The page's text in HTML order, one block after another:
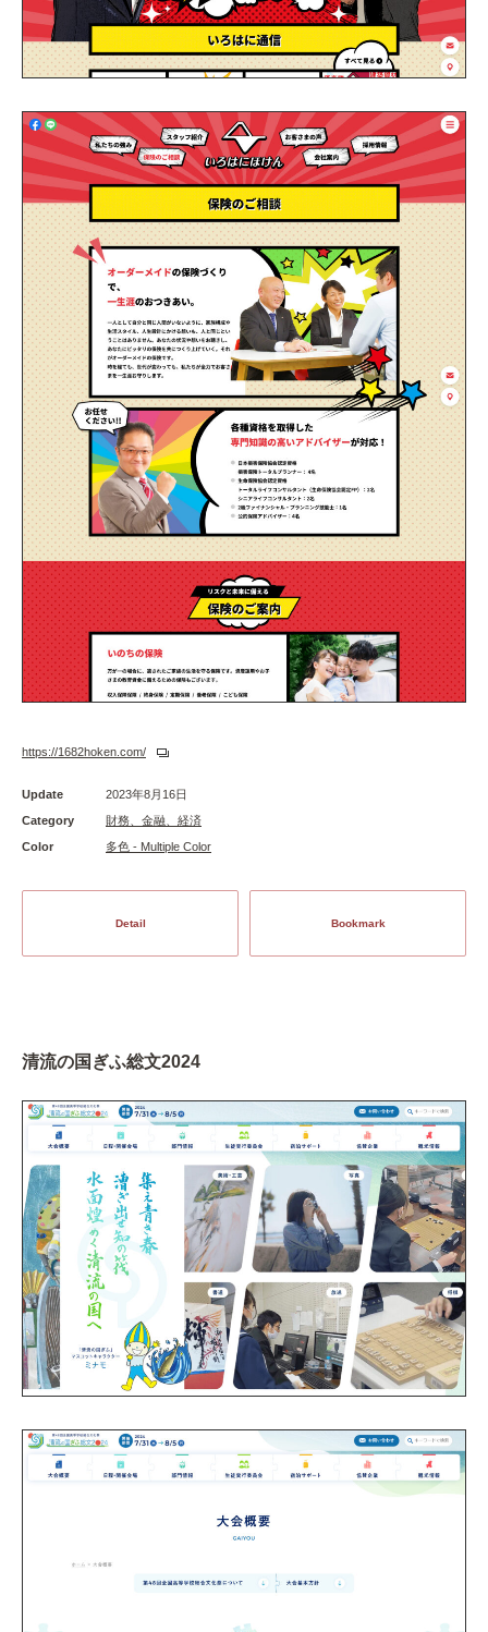
https://1682hoken.com/
Update
2023年8月16日
Category
財務、金融、経済
Color
多色 - Multiple Color
Detail Bookmark
清流の国ぎふ総文2024